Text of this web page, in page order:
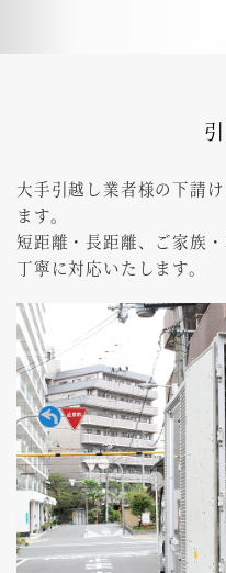
大手引越し業者様の下請
ます。
短距離・長距離、ご家族
丁寧に対応いたします。